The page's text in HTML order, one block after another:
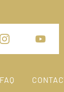
FAQ